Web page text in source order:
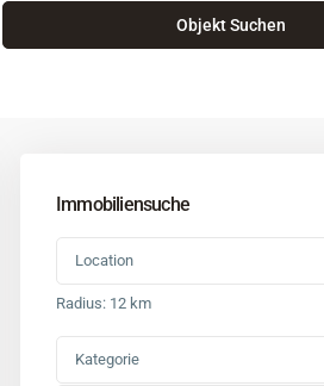
Immobiliensuche
Radius: 12 km
Kategorie